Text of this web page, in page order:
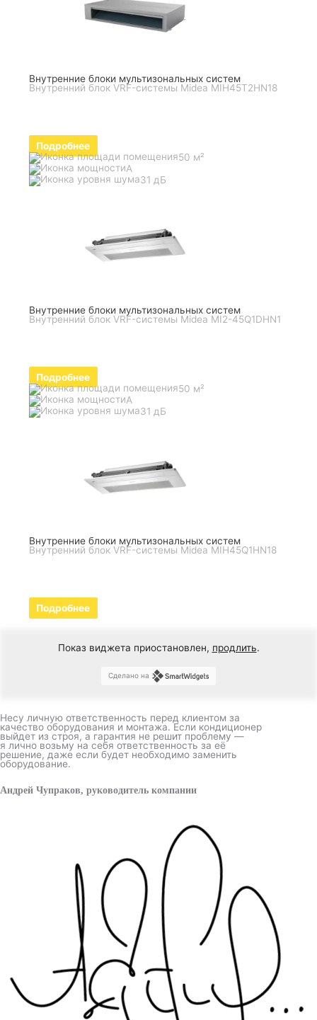
Внутренние блоки мультизональных систем
Внутренний блок VRF-системы Midea MIH45T2HN18
Подробнее
50 м²
A
31 дБ
Внутренние блоки мультизональных систем
Внутренний блок VRF-системы Midea MI2-45Q1DHN1
Подробнее
50 м²
A
31 дБ
Внутренние блоки мультизональных систем
Внутренний блок VRF-системы Midea MIH45Q1HN18
Подробнее
Показ виджета приостановлен, продлить.
Сделано на
Несу личную ответственность перед клиентом за
качество оборудования и монтажа. Если кондиционер
выйдет из строя, а гарантия не решит проблему —
я лично возьму на себя ответственность за её
решение, даже если будет необходимо заменить
оборудование.
Андрей Чупраков, руководитель компании